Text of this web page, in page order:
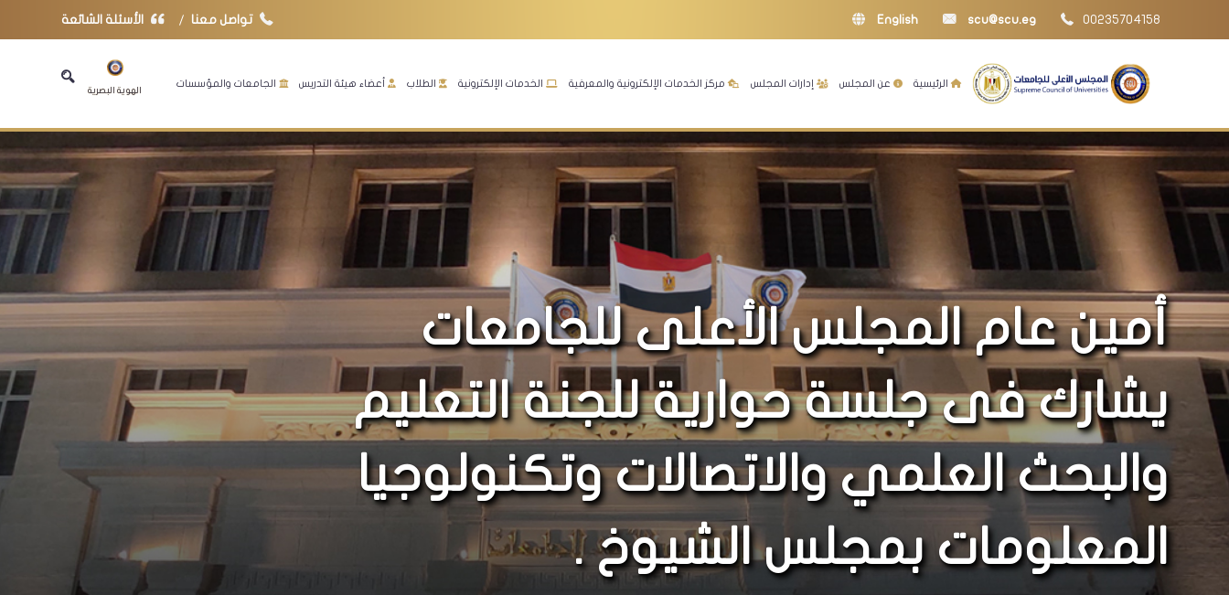
00235704158
scu@scu.eg
English تواصل معنا الأسئلة الشائعة
الرئيسية عن المجلس إدارات المجلس مركز الخدمات الإلكترونية والمعرفية الخدمات الإلكترونية الطلاب أعضاء هيئة التدريس الجامعات والمؤسسات
الهوية البصرية
أمين عام المجلس الأعلى للجامعات
يشارك فى جلسة حوارية للجنة التعليم
والبحث العلمي والاتصالات وتكنولوجيا
المعلومات بمجلس الشيوخ .